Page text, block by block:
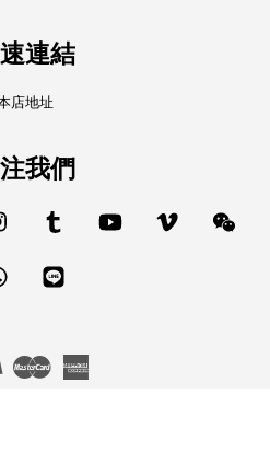
連結
店地址
我們
Instagram Tumblr YouTube Vimeo
Whatsapp
Visa Master